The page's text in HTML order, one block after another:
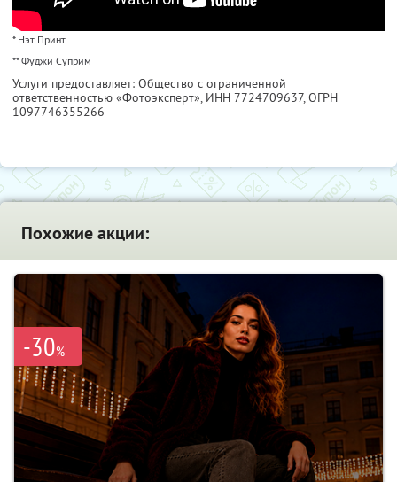
* Нэт Принт
** Фуджи Суприм
Услуги предоставляет: Общество с ограниченной
ответственностью «Фотоэксперт», ИНН 7724709637, ОГРН
1097746355266
Похожие акции:
-30%